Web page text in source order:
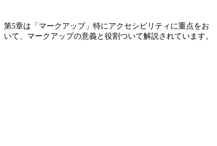
第5章は「マークアップ」特にアクセシビリティに重点をお
いて、マークアップの意義と役割ついて解説されています。